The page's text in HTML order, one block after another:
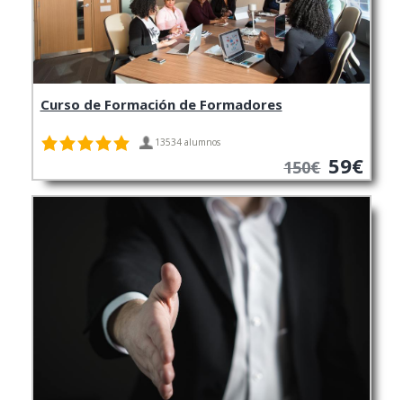
Curso de Formación de Formadores
13534 alumnos
150€ 59€